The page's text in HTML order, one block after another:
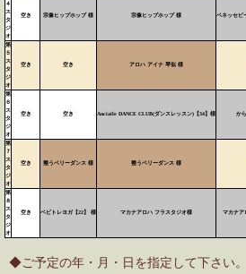
４
ス
タ
ジ
オ
空き 宗像ヒップホップ 様 宗像ヒップホップ 様 ベネッセビ
第
５
ス
タ
ジ
オ
空き 空き アロハ アイナ 琴似 様
第
６
ス
タ
ジ
オ
空き 空き Anciaile DANCE CLUB(ダンスレッスン)【34】様 か
第
７
ス
タ
ジ
オ
空き 整うベリーダンス 様 整うベリーダンス 様
第
８
ス
タ
ジ
オ
空き ベビトレヨガ【22】 様 マカナアロハ フラスタジオ様 マカナア
◆ご予定の年・月・日を指定して下さい。